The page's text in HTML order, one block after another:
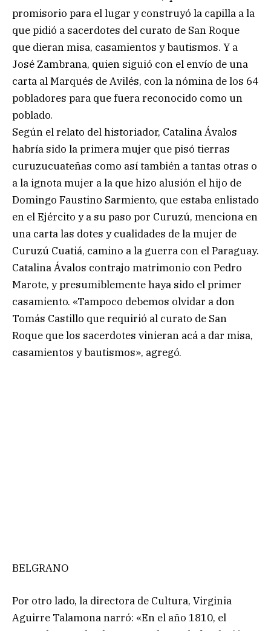
promisorio para el lugar y construyó la capilla a la
que pidió a sacerdotes del curato de San Roque
que dieran misa, casamientos y bautismos. Y a
José Zambrana, quien siguió con el envío de una
carta al Marqués de Avilés, con la nómina de los 64
pobladores para que fuera reconocido como un
poblado.
Según el relato del historiador, Catalina Ávalos
habría sido la primera mujer que pisó tierras
curuzucuateñas como así también a tantas otras o
a la ignota mujer a la que hizo alusión el hijo de
Domingo Faustino Sarmiento, que estaba enlistado
en el Ejército y a su paso por Curuzú, menciona en
una carta las dotes y cualidades de la mujer de
Curuzú Cuatiá, camino a la guerra con el Paraguay.
Catalina Ávalos contrajo matrimonio con Pedro
Marote, y presumiblemente haya sido el primer
casamiento. «Tampoco debemos olvidar a don
Tomás Castillo que requirió al curato de San
Roque que los sacerdotes vinieran acá a dar misa,
casamientos y bautismos», agregó.
BELGRANO
Por otro lado, la directora de Cultura, Virginia
Aguirre Talamona narró: «En el año 1810, el